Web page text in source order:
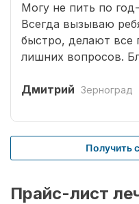
Могу не пить по
Всегда вызываю
быстро, делают все
лишних вопросов.
Дмитрий Зерноград
Получить
Прайс-лист